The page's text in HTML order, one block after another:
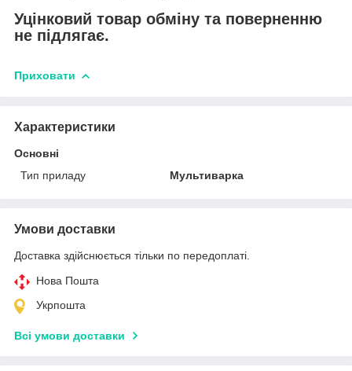
Уцінковий товар обміну та поверненню
не підлягає.
Приховати
Характеристики
Основні
Тип приладу
Мультиварка
Умови доставки
Доставка здійснюється тільки по передоплаті.
Нова Пошта
Укрпошта
Всі умови доставки